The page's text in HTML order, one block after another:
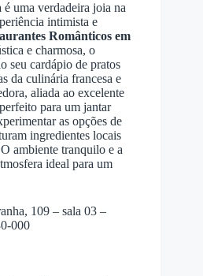
uma verdadeira joia na
intimista e
Românticos em
e charmosa, o
seu cardápio de pratos
da culinária francesa e
aliada ao excelente
para um jantar
as opções de
ingredientes locais
ambiente tranquilo e a
ideal para um
109 – sala 03 –
000